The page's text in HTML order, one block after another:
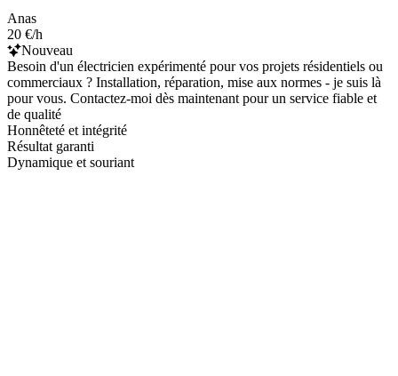
Anas
20 €/h
Nouveau
Besoin d'un électricien expérimenté pour vos projets résidentiels ou
commerciaux ? Installation, réparation, mise aux normes - je suis là
pour vous. Contactez-moi dès maintenant pour un service fiable et
de qualité
Honnêteté et intégrité
Résultat garanti
Dynamique et souriant